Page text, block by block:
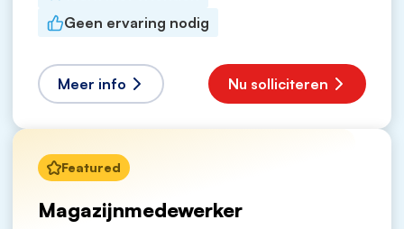
Geen ervaring nodig
Meer info Nu solliciteren
Featured
Magazijnmedewerker